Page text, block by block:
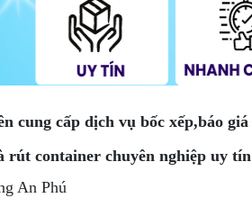
cung cấp dịch vụ bốc xếp,báo
rút container chuyên nghiệp uy
An Phú